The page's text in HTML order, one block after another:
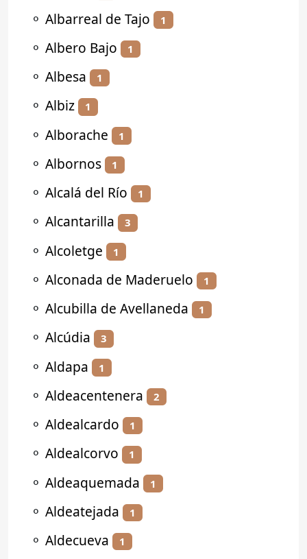
⚬ Albarreal de Tajo 1
⚬ Albero Bajo 1
⚬ Albesa 1
⚬ Albiz 1
⚬ Alborache 1
⚬ Albornos 1
⚬ Alcalá del Río 1
⚬ Alcantarilla 3
⚬ Alcoletge 1
⚬ Alconada de Maderuelo 1
⚬ Alcubilla de Avellaneda 1
⚬ Alcúdia 3
⚬ Aldapa 1
⚬ Aldeacentenera 2
⚬ Aldealcardo 1
⚬ Aldealcorvo 1
⚬ Aldeaquemada 1
⚬ Aldeatejada 1
⚬ Aldecueva 1